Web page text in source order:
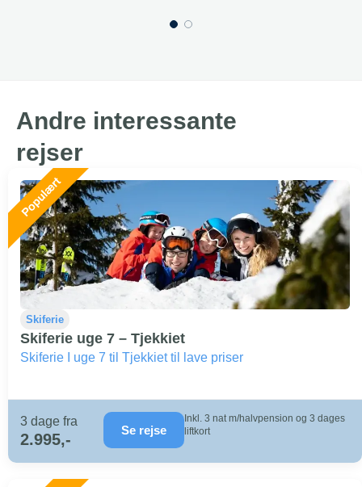
Andre interessante
rejser
Skiferie
Skiferie uge 7 – Tjekkiet
Skiferie I uge 7 til Tjekkiet til lave priser
3 dage fra
2.995,-
Se rejse
Inkl. 3 nat m/halvpension og 3 dages
liftkort